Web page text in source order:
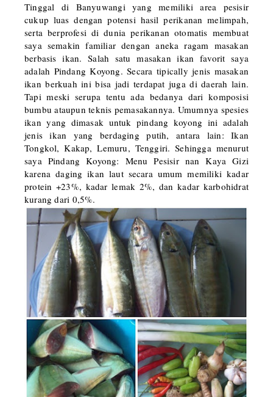
Tinggal di Banyuwangi yang memiliki area pesisir
cukup luas dengan potensi hasil perikanan melimpah,
serta berprofesi di dunia perikanan otomatis membuat
saya semakin familiar dengan aneka ragam masakan
berbasis ikan. Salah satu masakan ikan favorit saya
adalah Pindang Koyong. Secara tipically jenis masakan
ikan berkuah ini bisa jadi terdapat juga di daerah lain.
Tapi meski serupa tentu ada bedanya dari komposisi
bumbu ataupun teknis pemasakannya. Umumnya spesies
ikan yang dimasak untuk pindang koyong ini adalah
jenis ikan yang berdaging putih, antara lain: Ikan
Tongkol, Kakap, Lemuru, Tenggiri. Sehingga menurut
saya Pindang Koyong: Menu Pesisir nan Kaya Gizi
karena daging ikan laut secara umum memiliki kadar
protein +23%, kadar lemak 2%, dan kadar karbohidrat
kurang dari 0,5%.